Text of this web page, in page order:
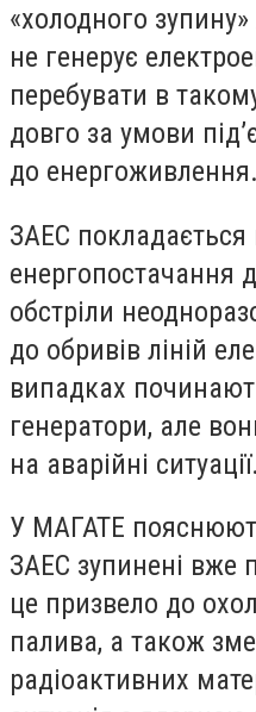
«холодного
не генерує
перебувати в
довго за умови
до енергоживлення.
ЗАЕС покладається
енергопостачання
обстріли
до обривів ліній
випадках
генератори, але
на аварійні ситуації.
У МАГАТЕ
ЗАЕС зупинені вже
це призвело до
палива, а також
радіоактивних